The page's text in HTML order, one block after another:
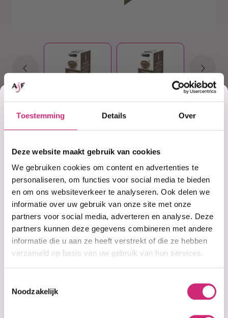
Toestemming Details Over
Deze website maakt gebruik van cookies
We gebruiken cookies om content en advertenties te
personaliseren, om functies voor social media te bieden
en om ons websiteverkeer te analyseren. Ook delen we
informatie over uw gebruik van onze site met onze
partners voor social media, adverteren en analyse. Deze
partners kunnen deze gegevens combineren met andere
informatie die u aan ze heeft verstrekt of die ze hebben
verzameld op basis van uw gebruik van hun services.
Noodzakelijk
€5,99
Adviesprijs:€6,99
Niet op voorraad
Niet op voorraad
Voor 15:00 besteld = morgen in huis
30 dagenbedenktijd
Uitgebreidecollectie
Korting
op je
eerste
bestelling